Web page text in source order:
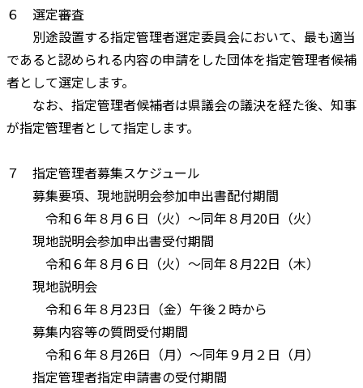
６ 選定審査
別途設置する指定管理者選定委員会において、最も適当
であると認められる内容の申請をした団体を指定管理者候補
者として選定します。
なお、指定管理者候補者は県議会の議決を経た後、知事
が指定管理者として指定します。
７ 指定管理者募集スケジュール
募集要項、現地説明会参加申出書配付期間
令和６年８月６日（火）～同年８月20日（火）
現地説明会参加申出書受付期間
令和６年８月６日（火）～同年８月22日（木）
現地説明会
令和６年８月23日（金）午後２時から
募集内容等の質問受付期間
令和６年８月26日（月）～同年９月２日（月）
指定管理者指定申請書の受付期間